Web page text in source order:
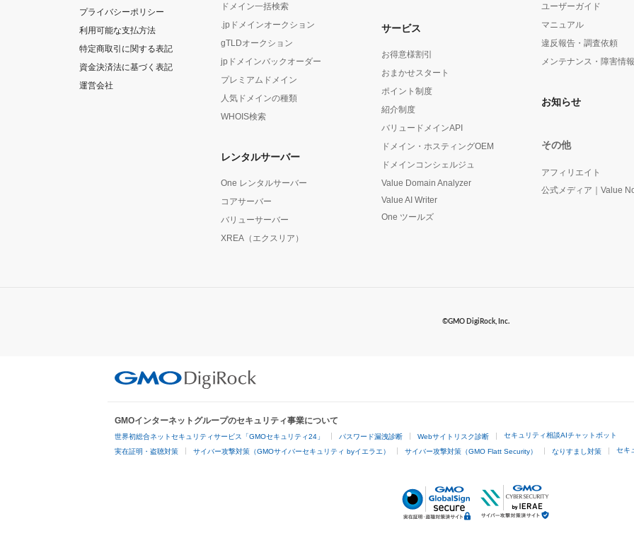
プライバシーポリシー
利用可能な支払方法
特定商取引に関する表記
資金決済法に基づく表記
運営会社
ドメイン一括検索
.jpドメインオークション
gTLDオークション
jpドメインバックオーダー
プレミアムドメイン
人気ドメインの種類
WHOIS検索
レンタルサーバー
One レンタルサーバー
コアサーバー
バリューサーバー
XREA（エクスリア）
サービス
お得意様割引
おまかせスタート
ポイント制度
紹介制度
バリュードメインAPI
ドメイン・ホスティングOEM
ドメインコンシェルジュ
Value Domain Analyzer
Value AI Writer
One ツールズ
ユーザーガイド
マニュアル
違反報告・調査依頼
メンテナンス・障害情
お知らせ
その他
アフィリエイト
公式メディア｜Value
©GMO DigiRock, Inc.
GMOインターネットグループのセキュリティ事業について
世界初総合ネットセキュリティサービス「GMOセキュリティ24」 パスワード漏洩診断 Webサイトリスク診断 セキュリティ相談AIチャットボット
実在証明・盗聴対策 サイバー攻撃対策（GMOサイバーセキュリティ byイエラエ） サイバー攻撃対策（GMO Flatt Security） なりすまし対策 セキ